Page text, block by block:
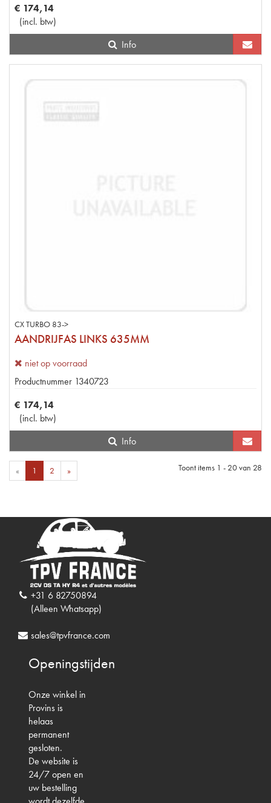
€ 174,14
(incl. btw)
Info
CX TURBO 83->
AANDRIJFAS LINKS 635MM
niet op voorraad
Productnummer 1340723
€ 174,14
(incl. btw)
Info
Toont items 1 - 20van 28
« 1 2 »
+31 6 82750894
(Alleen Whatsapp)
sales@tpvfrance.com
Openingstijden
Onze winkel in
Provins is
helaas
permanent
gesloten.
De website is
24/7 open en
uw bestelling